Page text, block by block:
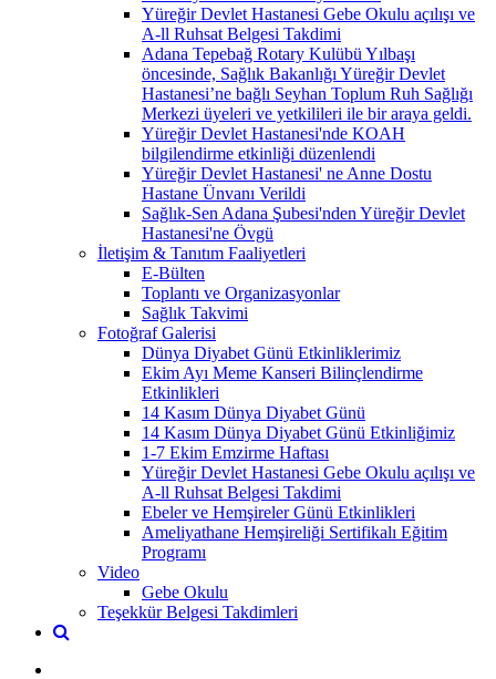
Yüreğir Devlet Hastanesi Gebe Okulu açılışı ve
A-ll Ruhsat Belgesi Takdimi
Adana Tepebağ Rotary Kulübü Yılbaşı
öncesinde, Sağlık Bakanlığı Yüreğir Devlet
Hastanesi’ne bağlı Seyhan Toplum Ruh Sağlığı
Merkezi üyeleri ve yetkilileri ile bir araya geldi.
Yüreğir Devlet Hastanesi'nde KOAH
bilgilendirme etkinliği düzenlendi
Yüreğir Devlet Hastanesi' ne Anne Dostu
Hastane Ünvanı Verildi
Sağlık-Sen Adana Şubesi'nden Yüreğir Devlet
Hastanesi'ne Övgü
İletişim & Tanıtım Faaliyetleri
E-Bülten
Toplantı ve Organizasyonlar
Sağlık Takvimi
Fotoğraf Galerisi
Dünya Diyabet Günü Etkinliklerimiz
Ekim Ayı Meme Kanseri Bilinçlendirme
Etkinlikleri
14 Kasım Dünya Diyabet Günü
14 Kasım Dünya Diyabet Günü Etkinliğimiz
1-7 Ekim Emzirme Haftası
Yüreğir Devlet Hastanesi Gebe Okulu açılışı ve
A-ll Ruhsat Belgesi Takdimi
Ebeler ve Hemşireler Günü Etkinlikleri
Ameliyathane Hemşireliği Sertifikalı Eğitim
Programı
Video
Gebe Okulu
Teşekkür Belgesi Takdimleri